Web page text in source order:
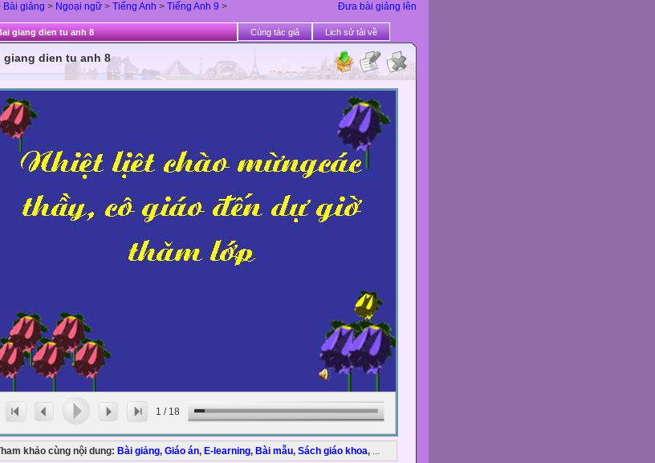
Đưa bài giảng lên
Bài giảng > Ngoại ngữ > Tiếng Anh > Tiếng Anh 9 >
giang dien tu anh 8 Cùng tác giả Lịch sử tải về
giang dien tu anh 8
1 / 18
khảo cùng nội dung: Bài giảng, Giáo án, E-learning, Bài mẫu, Sách giáo khoa, ...